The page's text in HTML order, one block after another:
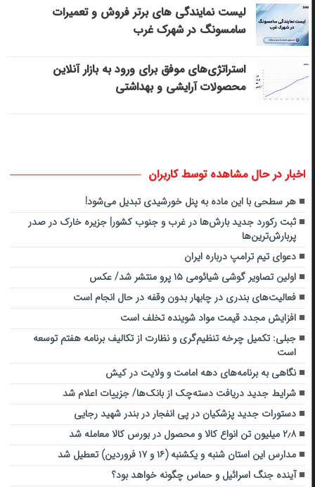
لیست نمایندگی های برتر فروش و تعمیرات
سامسونگ در شهرک غرب
استراتژی‌های موفق برای ورود به بازار آنلاین
محصولات آرایشی و بهداشتی
اخبار در حال مشاهده توسط کاربران
هر سطحی با این ماده به پنل خورشیدی تبدیل می‌شود!
ثبت رکورد جدید بارش‌ها در غرب و جنوب کشور| جزیره خارک در صدر
پربارش‌ترین‌ها
دعوای تیم ترامپ درباره ایران
اولین تصاویر گوشی شیائومی ۱۵ پرو منتشر شد/ عکس
فعالیت‌های بندری در چابهار بدون وقفه در حال انجام است
افزایش مجدد قیمت مواد شوینده تخلف است
جبلی: تکمیل چرخه تنظیم‌گری و نظارت از تکالیف برنامه هفتم توسعه
است
نگاهی به برنامه‌های دهه امامت و ولایت در کیش
شرایط جدید دریافت دسته‌چک از بانک‌ها/ جزییات اعلام شد
دستورات جدید پزشکیان ‌در پی انفجار در بندر شهید رجایی
۲٫۸ میلیون تن انواع کالا و محصول در بورس کالا معامله شد
مدارس این استان شنبه و یکشنبه (۱۶ و ۱۷ فروردین) تعطیل شد
آینده جنگ اسرائیل و حماس چگونه خواهد بود؟